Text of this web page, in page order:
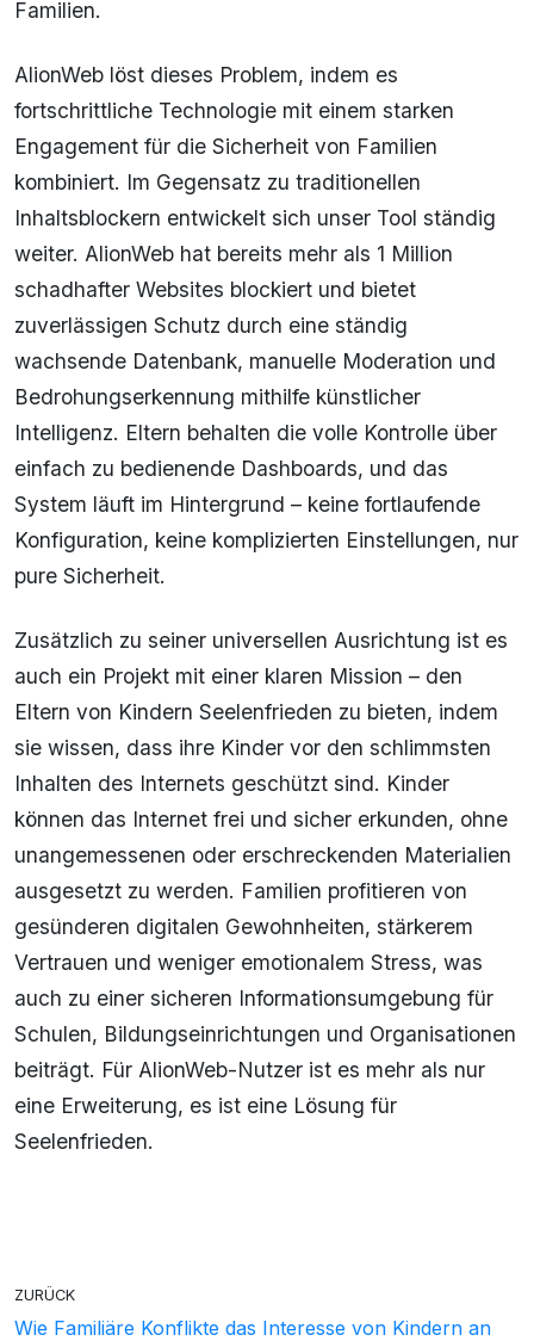
Familien.
AlionWeb löst dieses Problem, indem es
fortschrittliche Technologie mit einem starken
Engagement für die Sicherheit von Familien
kombiniert. Im Gegensatz zu traditionellen
Inhaltsblockern entwickelt sich unser Tool ständig
weiter. AlionWeb hat bereits mehr als 1 Million
schadhafter Websites blockiert und bietet
zuverlässigen Schutz durch eine ständig
wachsende Datenbank, manuelle Moderation und
Bedrohungserkennung mithilfe künstlicher
Intelligenz. Eltern behalten die volle Kontrolle über
einfach zu bedienende Dashboards, und das
System läuft im Hintergrund – keine fortlaufende
Konfiguration, keine komplizierten Einstellungen, nur
pure Sicherheit.
Zusätzlich zu seiner universellen Ausrichtung ist es
auch ein Projekt mit einer klaren Mission – den
Eltern von Kindern Seelenfrieden zu bieten, indem
sie wissen, dass ihre Kinder vor den schlimmsten
Inhalten des Internets geschützt sind. Kinder
können das Internet frei und sicher erkunden, ohne
unangemessenen oder erschreckenden Materialien
ausgesetzt zu werden. Familien profitieren von
gesünderen digitalen Gewohnheiten, stärkerem
Vertrauen und weniger emotionalem Stress, was
auch zu einer sicheren Informationsumgebung für
Schulen, Bildungseinrichtungen und Organisationen
beiträgt. Für AlionWeb-Nutzer ist es mehr als nur
eine Erweiterung, es ist eine Lösung für
Seelenfrieden.
ZURÜCK
Wie Familiäre Konflikte das Interesse von Kindern an